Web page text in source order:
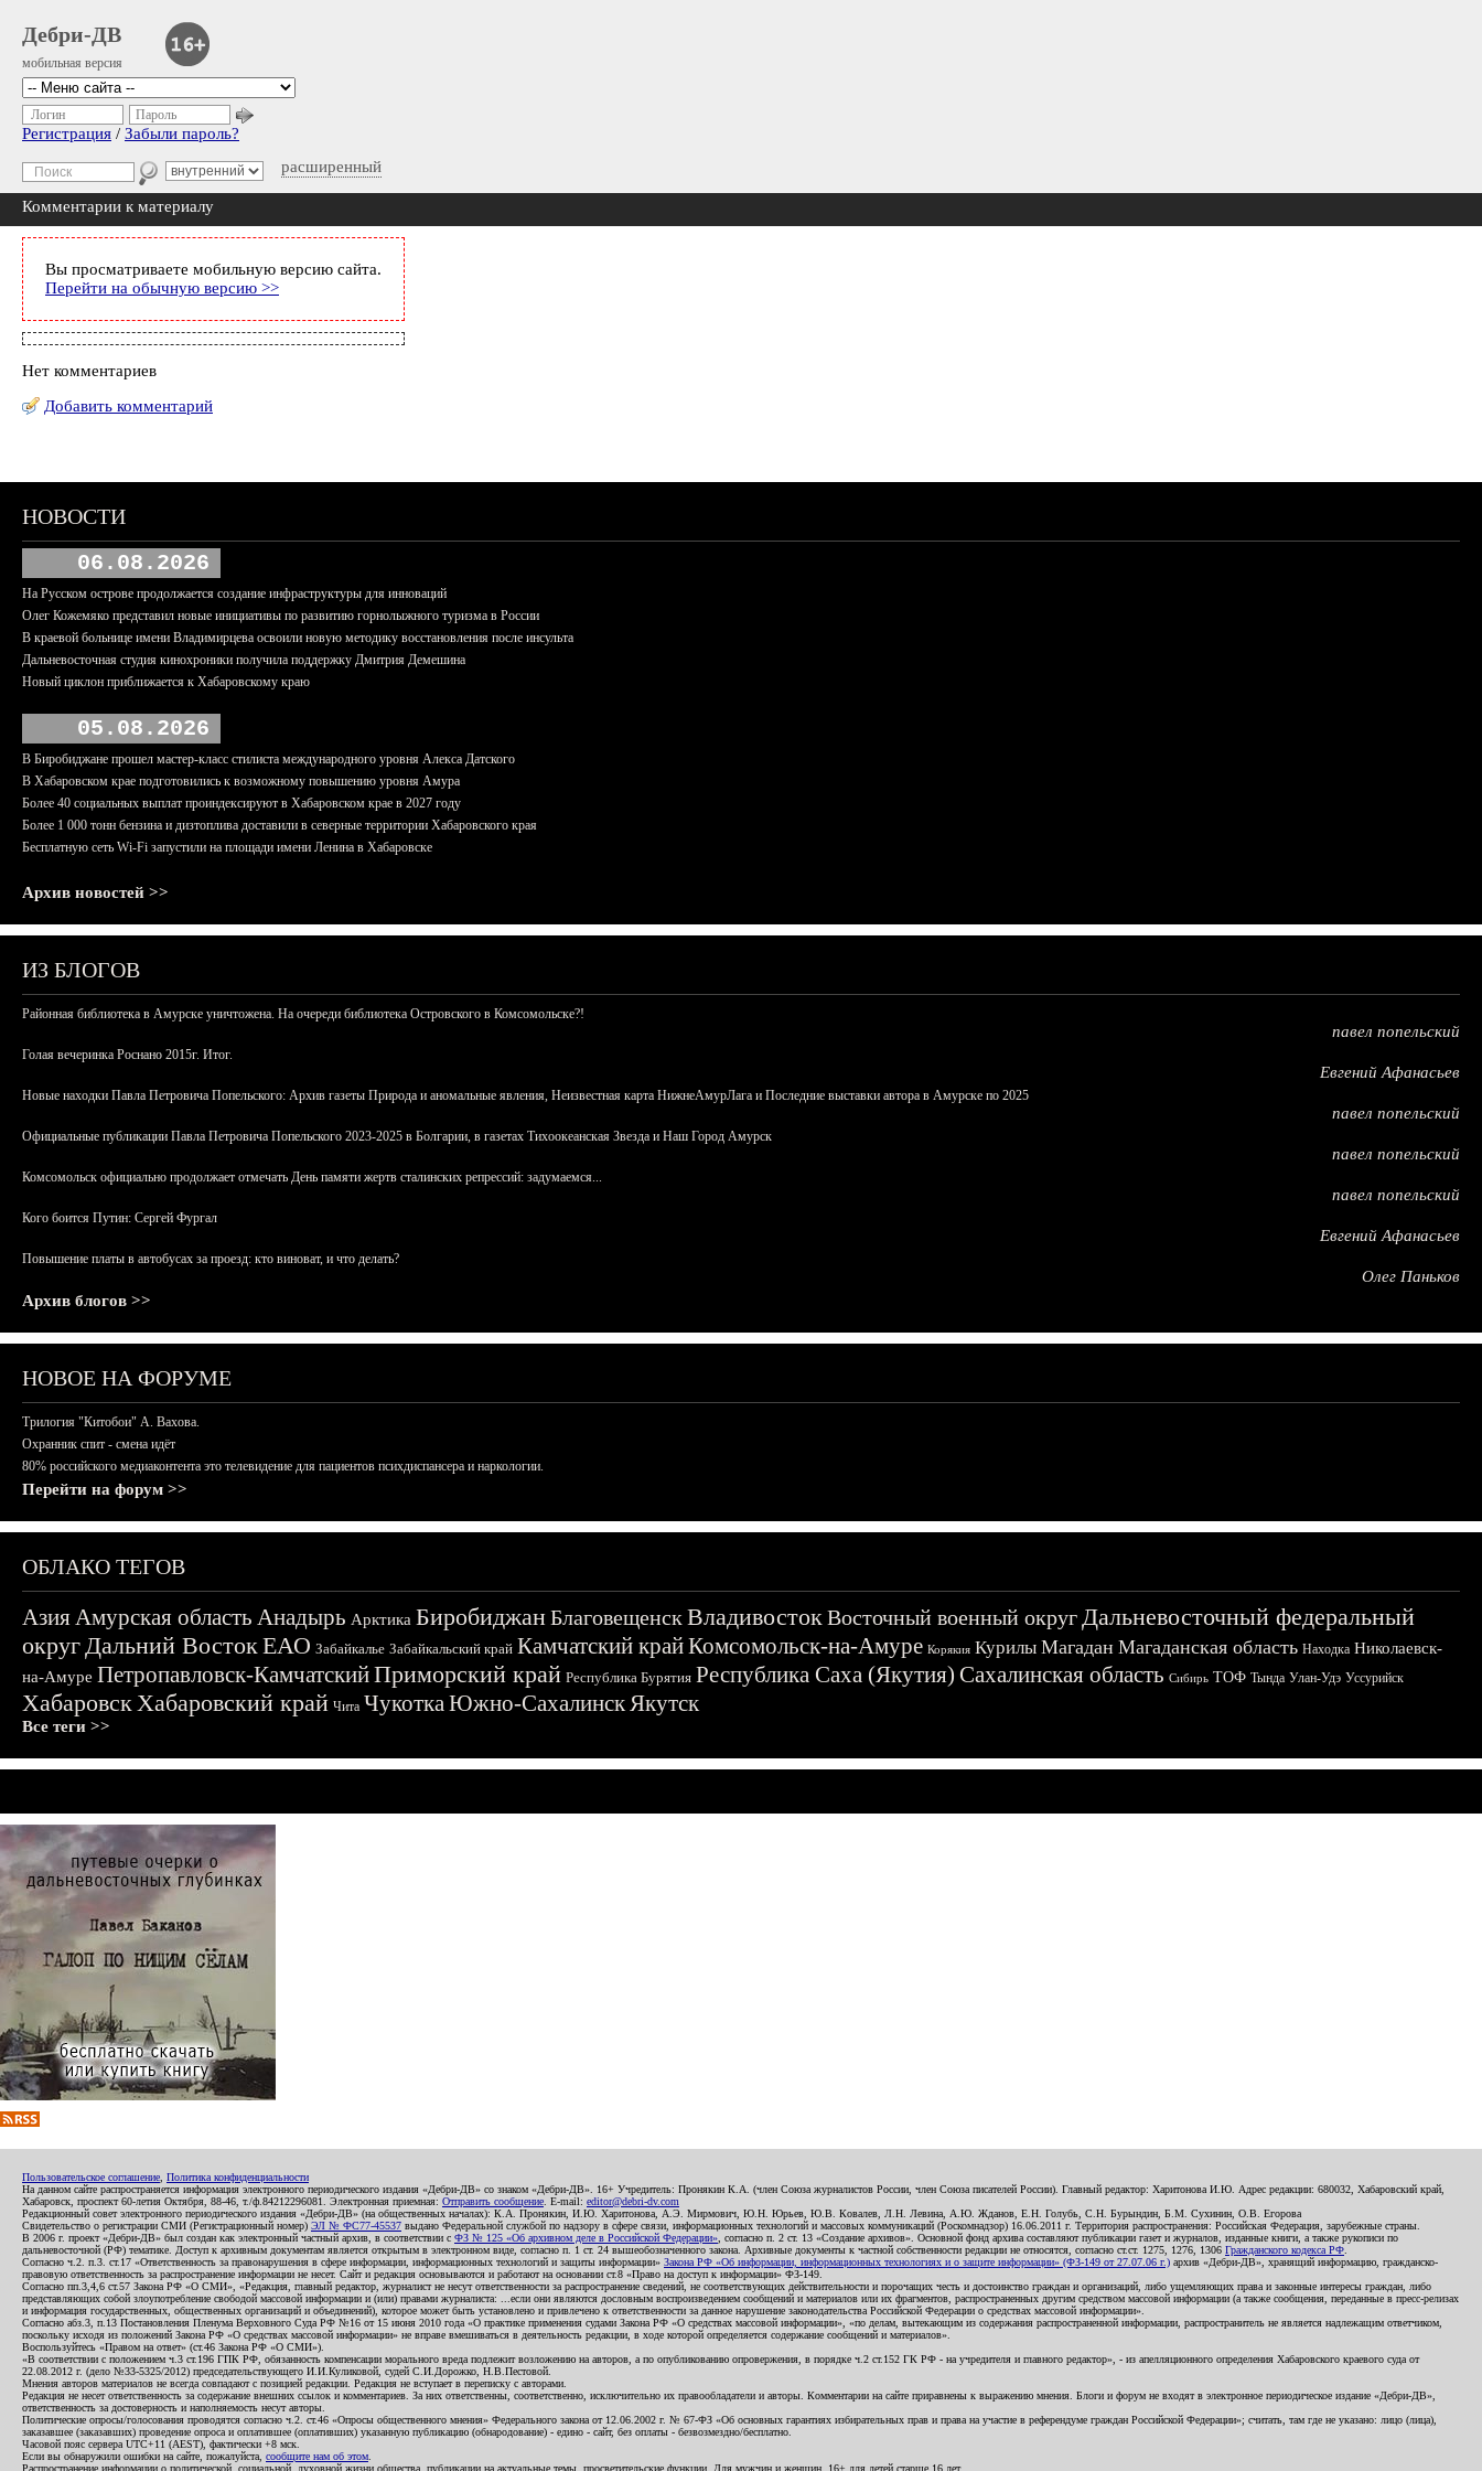
Дебри-ДВ
мобильная версия
расширенный
Логин Пароль
Регистрация / Забыли пароль?
Комментарии к материалу
Вы просматриваете мобильную версию сайта.
Перейти на обычную версию >>
Нет комментариев
Добавить комментарий
НОВОСТИ
06.08.2026
На Русском острове продолжается создание инфраструктуры для инноваций
Олег Кожемяко представил новые инициативы по развитию горнолыжного туризма в России
В краевой больнице имени Владимирцева освоили новую методику восстановления после инсульта
Дальневосточная студия кинохроники получила поддержку Дмитрия Демешина
Новый циклон приближается к Хабаровскому краю
05.08.2026
В Биробиджане прошел мастер-класс стилиста международного уровня Алекса Датского
В Хабаровском крае подготовились к возможному повышению уровня Амура
Более 40 социальных выплат проиндексируют в Хабаровском крае в 2027 году
Более 1 000 тонн бензина и дизтоплива доставили в северные территории Хабаровского края
Бесплатную сеть Wi-Fi запустили на площади имени Ленина в Хабаровске
Архив новостей >>
ИЗ БЛОГОВ
Районная библиотека в Амурске уничтожена. На очереди библиотека Островского в Комсомольске?!
павел попельский
Голая вечеринка Роснано 2015г. Итог.
Евгений Афанасьев
Новые находки Павла Петровича Попельского: Архив газеты Природа и аномальные явления, Неизвестная карта НижнеАмурЛага и Последние выставки автора в Амурске по 2025
павел попельский
Официальные публикации Павла Петровича Попельского 2023-2025 в Болгарии, в газетах Тихоокеанская Звезда и Наш Город Амурск
павел попельский
Комсомольск официально продолжает отмечать День памяти жертв сталинских репрессий: задумаемся...
павел попельский
Кого боится Путин: Сергей Фургал
Евгений Афанасьев
Повышение платы в автобусах за проезд: кто виноват, и что делать?
Олег Паньков
Архив блогов >>
НОВОЕ НА ФОРУМЕ
Трилогия "Китобои" А. Вахова.
Охранник спит - смена идёт
80% российского медиаконтента это телевидение для пациентов психдиспансера и наркологии.
Перейти на форум >>
ОБЛАКО ТЕГОВ
АзияАмурская область Анадырь Арктика БиробиджанБлаговещенскВладивостокВосточный военный округДальневосточный федеральный
округДальний ВостокЕАО Забайкалье Забайкальский край Камчатский крайКомсомольск-на-Амуре Корякия Курилы Магадан Магаданская область Находка Николаевск-
на-Амуре Петропавловск-КамчатскийПриморский край Республика Бурятия Республика Саха (Якутия) Сахалинская область Сибирь ТОФ Тында Улан-Удэ Уссурийск
ХабаровскХабаровский край Чита ЧукоткаЮжно-СахалинскЯкутск
Все теги >>
Пользовательское соглашение Политика конфиденциальности
На данном сайте распространяется информация электронного периодического издания «Дебри-ДВ» со знаком «Дебри-ДВ». 16+ Учредитель: Пронякин К.А. (член Союза журналистов России, член Союза писателей России). Главный редактор: Харитонова И.Ю. Адрес редакции: 680032, Хабаровский край,
Хабаровск, проспект 60-летия Октября, 88-46, т./ф.84212296081. Электронная приемная: Отправить сообщение . E-mail: editor@debri-dv.com
Редакционный совет электронного периодического издания «Дебри-ДВ» (на общественных началах): К.А. Пронякин, И.Ю. Харитонова, А.Э. Мирмович, Ю.Н. Юрьев, Ю.В. Ковалев, Л.Н. Левина, А.Ю. Жданов, Е.Н. Голубь, С.Н. Бурындин, Б.М. Сухинин, О.В. Егорова
Свидетельство о регистрации СМИ (Регистрационный номер) ЭЛ № ФС77-45537 выдано Федеральной службой по надзору в сфере связи, информационных технологий и массовых коммуникаций (Роскомнадзор) 16.06.2011 г. Территория распространения: Российская Федерация, зарубежные страны.
В 2006 г. проект «Дебри-ДВ» был создан как электронный частный архив, в соответствии с ФЗ № 125 «Об архивном деле в Российской Федерации» , согласно п. 2 ст. 13 «Создание архивов». Основной фонд архива составляют публикации газет и журналов, изданные книги, а также рукописи по
дальневосточной (РФ) тематике. Доступ к архивным документам является открытым в электронном виде, согласно п. 1 ст. 24 вышеобозначенного закона. Архивные документы к частной собственности редакции не относятся, согласно ст.ст. 1275, 1276, 1306 Гражданского кодекса РФ
Согласно ч.2. п.3. ст.17 «Ответственность за правонарушения в сфере информации, информационных технологий и защиты информации» Закона РФ «Об информации, информационных технологиях и о защите информации» (ФЗ-149 от 27.07.06 г.) архив «Дебри-ДВ», хранящий информацию, гражданско-
правовую ответственность за распространение информации не несет. Сайт и редакция основываются и работают на основании ст.8 «Право на доступ к информации» ФЗ-149.
Согласно пп.3,4,6 ст.57 Закона РФ «О СМИ», «Редакция, главный редактор, журналист не несут ответственности за распространение сведений, не соответствующих действительности и порочащих честь и достоинство граждан и организаций, либо ущемляющих права и законные интересы граждан, либо
представляющих собой злоупотребление свободой массовой информации и (или) правами журналиста: ...если они являются дословным воспроизведением сообщений и материалов или их фрагментов, распространенных другим средством массовой информации (а также сообщения, переданные в пресс-релизах
и информация государственных, общественных организаций и объединений), которое может быть установлено и привлечено к ответственности за данное нарушение законодательства Российской Федерации о средствах массовой информации».
Согласно абз.3, п.13 Постановления Пленума Верховного Суда РФ №16 от 15 июня 2010 года «О практике применения судами Закона РФ «О средствах массовой информации», «по делам, вытекающим из содержания распространенной информации, распространитель не является надлежащим ответчиком,
поскольку исходя из положений Закона РФ «О средствах массовой информации» не вправе вмешиваться в деятельность редакции, в ходе которой определяется содержание сообщений и материалов».
Воспользуйтесь «Правом на ответ» (ст.46 Закона РФ «О СМИ»).
«В соответствии с положением ч.3 ст.196 ГПК РФ, обязанность компенсации морального вреда подлежит возложению на авторов, а по опубликованию опровержения, в порядке ч.2 ст.152 ГК РФ - на учредителя и главного редактор», - из апелляционного определения Хабаровского краевого суда от
22.08.2012 г. (дело №33-5325/2012) председательствующего И.И.Куликовой, судей С.И.Дорожко, Н.В.Пестовой.
Мнения авторов материалов не всегда совпадают с позицией редакции. Редакция не вступает в переписку с авторами.
Редакция не несет ответственность за содержание внешних ссылок и комментариев. За них ответственны, соответственно, исключительно их правообладатели и авторы. Комментарии на сайте приравнены к выражению мнения. Блоги и форум не входят в электронное периодическое издание «Дебри-ДВ»,
ответственность за достоверность и наполняемость несут авторы.
Политические опросы/голосования проводятся согласно ч.2. ст.46 «Опросы общественного мнения» Федерального закона от 12.06.2002 г. № 67-ФЗ «Об основных гарантиях избирательных прав и права на участие в референдуме граждан Российской Федерации»; считать, там где не указано: лицо (лица),
заказавшее (заказавших) проведение опроса и оплатившее (оплативших) указанную публикацию (обнародование) - едино - сайт, без оплаты - безвозмездно/бесплатно.
Часовой пояс сервера UTC+11 (AEST), фактически +8 мск.
Если вы обнаружили ошибки на сайте, пожалуйста, сообщите нам об этом
Распространение информации о политической, социальной, духовной жизни общества, публикации на актуальные темы, просветительские функции. Для мужчин и женщин. 16+ для детей старше 16 лет.